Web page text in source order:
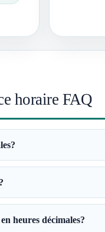
horaire FAQ
heures décimales?